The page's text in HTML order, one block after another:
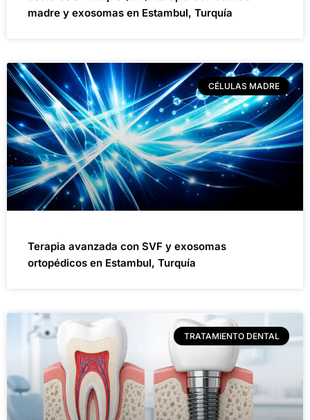
madre y exosomas en Estambul, Turquía
CÉLULAS MADRE
Terapia avanzada con SVF y exosomas
ortopédicos en Estambul, Turquía
TRATAMIENTO DENTAL